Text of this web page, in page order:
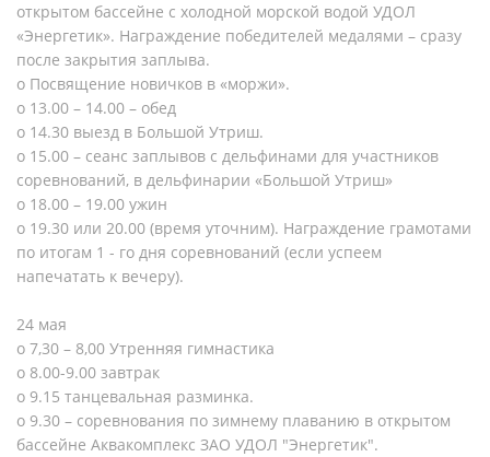
открытом бассейне с холодной морской водой УДОЛ
«Энергетик». Награждение победителей медалями – сразу
после закрытия заплыва.
o Посвящение новичков в «моржи».
o 13.00 – 14.00 – обед
o 14.30 выезд в Большой Утриш.
o 15.00 – сеанс заплывов с дельфинами для участников
соревнований, в дельфинарии «Большой Утриш»
o 18.00 – 19.00 ужин
o 19.30 или 20.00 (время уточним). Награждение грамотами
по итогам 1 - го дня соревнований (если успеем
напечатать к вечеру).
24 мая
o 7,30 – 8,00 Утренняя гимнастика
o 8.00-9.00 завтрак
o 9.15 танцевальная разминка.
o 9.30 – соревнования по зимнему плаванию в открытом
бассейне Аквакомплекс ЗАО УДОЛ "Энергетик".